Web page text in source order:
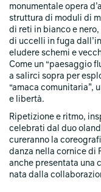
monumentale opera
struttura di moduli di
di reti in bianco e
di uccelli in fuga
eludere schemi e
Come un “paesaggio
a salirci sopra per
“amaca comunitaria”,
e libertà.
Ripetizione e ritmo,
celebrati dal duo
cureranno la
danza nella cornice di
anche presentata una
nata dalla